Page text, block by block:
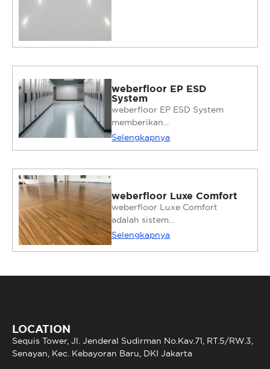
weberfloor EP ESD
System
weberfloor EP ESD System
memberikan...
Selengkapnya
weberfloor Luxe Comfort
weberfloor Luxe Comfort
adalah sistem...
Selengkapnya
LOCATION
Sequis Tower, Jl. Jenderal Sudirman No.Kav.71, RT.5/RW.3,
Senayan, Kec. Kebayoran Baru, DKI Jakarta